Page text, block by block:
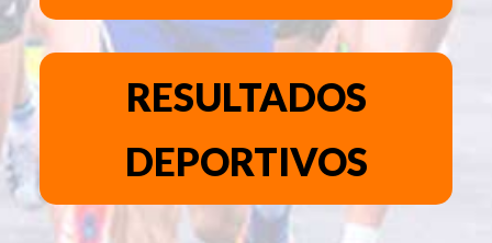
RESULTADOS
DEPORTIVOS